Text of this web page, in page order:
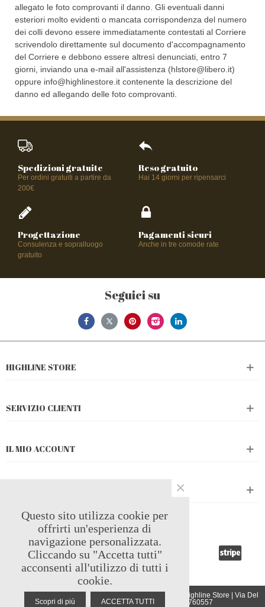
allegato le foto comprovanti il danno. Gli eventuali danni
esteriori molto evidenti o mancata corrispondenza del numero
dei colli devono essere immediatamente contestati al Corriere
scrivendolo direttamente sul documento d'accompagnamento
del Corriere e debbono essere altresì denunciati, entro 7
giorni, inviando una e-mail all'assistenza (hlstore@libero.it)
oppure info@highlinestore.it contenente la descrizione del
danno ed allegando delle foto comprovanti.
Spedizioni gratuite
Per ordini gratuiti a partire da
200€
Reso gratuito
Hai 14 giorni per ripensarci
Progettazione
Consulenza e sopralluogo
gratuito
Pagamenti sicuri
Anche in tre comode rate
Seguici su
HIGHLINE STORE
SERVIZIO CLIENTI
IL MIO ACCOUNT
PAGAMENTI ACCETTATI
Copyright 2024 | Tiquadro sas di Tombesi Fabiola & c | Highline Store | Via Del
Rivo 214 - 05100 - Terni (TR) | P.iva 01426760557
Questo sito utilizza cookie per
offrirti un'esperienza di
navigazione personalizzata.
Cliccando su "Accetta tutti"
acconsenti all'utilizzo di tutti i
cookie.
Scopri di più ACCETTA TUTTI
×